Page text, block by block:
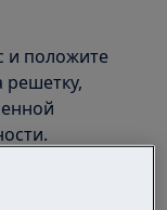
и положите